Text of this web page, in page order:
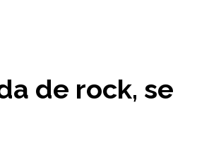
de rock, se